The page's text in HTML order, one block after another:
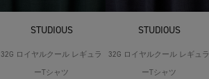
STUDIOUS
32G ロイヤルクール レギュラ
ーTシャツ
STUDIOUS
32G ロイヤルクール レギュラ
ーTシャツ